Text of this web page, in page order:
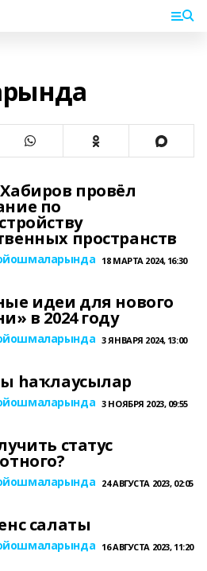
провёл
по
пространств
18 МАРТА 2024, 16:30
идеи для нового
в 2024 году
3 ЯНВАРЯ 2024, 13:00
һаҡлаусылар
3 НОЯБРЯ 2023, 09:55
статус
24 АВГУСТА 2023, 02:05
салаты
16 АВГУСТА 2023, 11:20